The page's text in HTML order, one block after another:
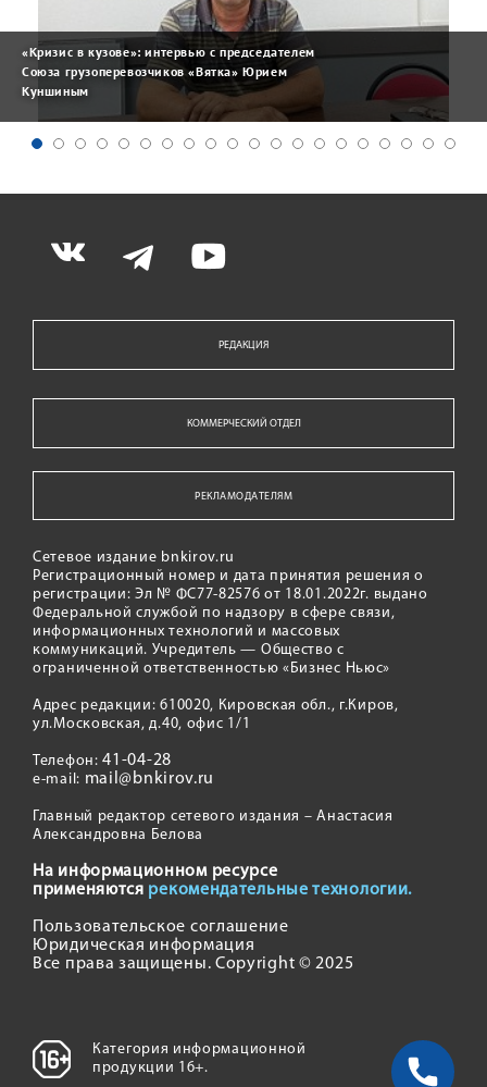
«Кризис в кузове»: интервью с председателем
Союза грузоперевозчиков «Вятка» Юрием
Куншиным
РЕДАКЦИЯ
КОММЕРЧЕСКИЙ ОТДЕЛ
РЕКЛАМОДАТЕЛЯМ
Сетевое издание bnkirov.ru
Регистрационный номер и дата принятия решения о
регистрации: Эл № ФС77-82576 от 18.01.2022г. выдано
Федеральной службой по надзору в сфере связи,
информационных технологий и массовых
коммуникаций. Учредитель — Общество с
ограниченной ответственностью «Бизнес Ньюс»
Адрес редакции: 610020, Кировская обл., г.Киров,
ул.Московская, д.40, офис 1/1
Телефон:41-04-28
e-mail: mail@bnkirov.ru
Главный редактор сетевого издания – Анастасия
Александровна Белова
На информационном ресурсе
применяются рекомендательные технологии.
Пользовательское соглашение
Юридическая информация
Все права защищены. Copyright © 2025
Категория информационной
продукции 16+.